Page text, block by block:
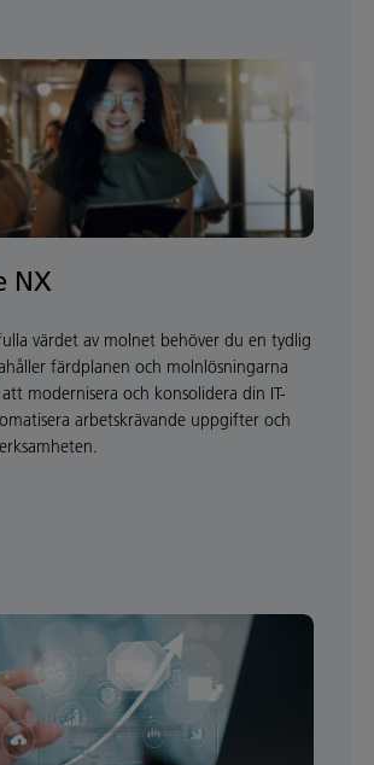
NX
värdet av molnet behöver du en tydlig
färdplanen och molnlösningarna
modernisera och konsolidera din IT-
arbetskrävande uppgifter och